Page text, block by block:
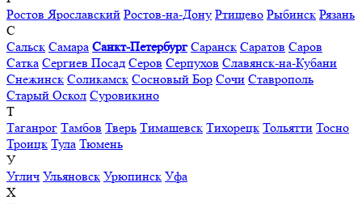
Ростов Ярославский Ростов-на-Дону Ртищево Рыбинск Рязань
С
Сальск Самара Санкт-Петербург Саранск Саратов Саров
Сатка Сергиев Посад Серов Серпухов Славянск-на-Кубани
Снежинск Соликамск Сосновый Бор Сочи Ставрополь
Старый Оскол Суровикино
Т
Таганрог Тамбов Тверь Тимашевск Тихорецк Тольятти Тосно
Троицк Тула Тюмень
У
Углич Ульяновск Урюпинск Уфа
Х